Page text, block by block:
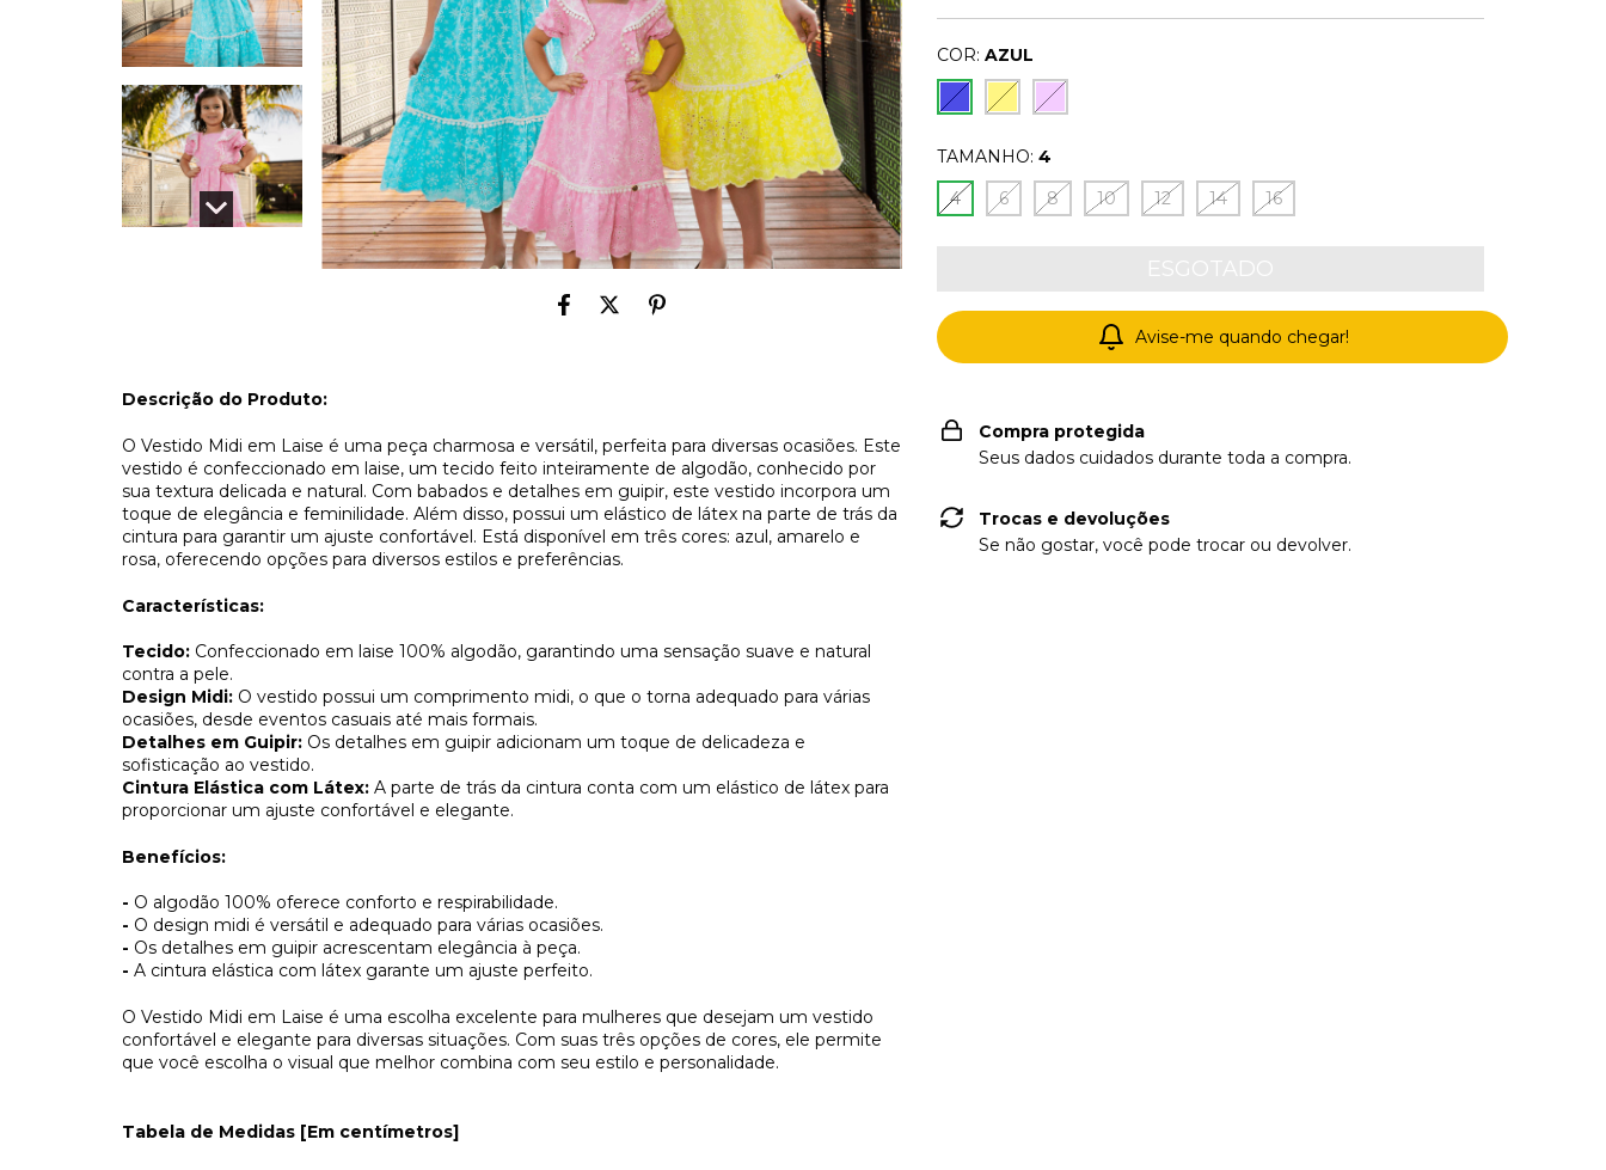
Descrição do Produto:
O Vestido Midi em Laise é uma peça charmosa e versátil, perfeita para diversas ocasiões. Este
vestido é confeccionado em laise, um tecido feito inteiramente de algodão, conhecido por
sua textura delicada e natural. Com babados e detalhes em guipir, este vestido incorpora um
toque de elegância e feminilidade. Além disso, possui um elástico de látex na parte de trás da
cintura para garantir um ajuste confortável. Está disponível em três cores: azul, amarelo e
rosa, oferecendo opções para diversos estilos e preferências.
Características:
Tecido: Confeccionado em laise 100% algodão, garantindo uma sensação suave e natural
contra a pele.
Design Midi: O vestido possui um comprimento midi, o que o torna adequado para várias
ocasiões, desde eventos casuais até mais formais.
Detalhes em Guipir: Os detalhes em guipir adicionam um toque de delicadeza e
sofisticação ao vestido.
Cintura Elástica com Látex: A parte de trás da cintura conta com um elástico de látex para
proporcionar um ajuste confortável e elegante.
Benefícios:
- O algodão 100% oferece conforto e respirabilidade.
- O design midi é versátil e adequado para várias ocasiões.
- Os detalhes em guipir acrescentam elegância à peça.
- A cintura elástica com látex garante um ajuste perfeito.
O Vestido Midi em Laise é uma escolha excelente para mulheres que desejam um vestido
confortável e elegante para diversas situações. Com suas três opções de cores, ele permite
que você escolha o visual que melhor combina com seu estilo e personalidade.
Tabela de Medidas [Em centímetros]
COR: AZUL
TAMANHO: 4
4
6 8 10 12 14 16
Avise-me quando chegar!
Compra protegida
Seus dados cuidados durante toda a compra.
Trocas e devoluções
Se não gostar, você pode trocar ou devolver.